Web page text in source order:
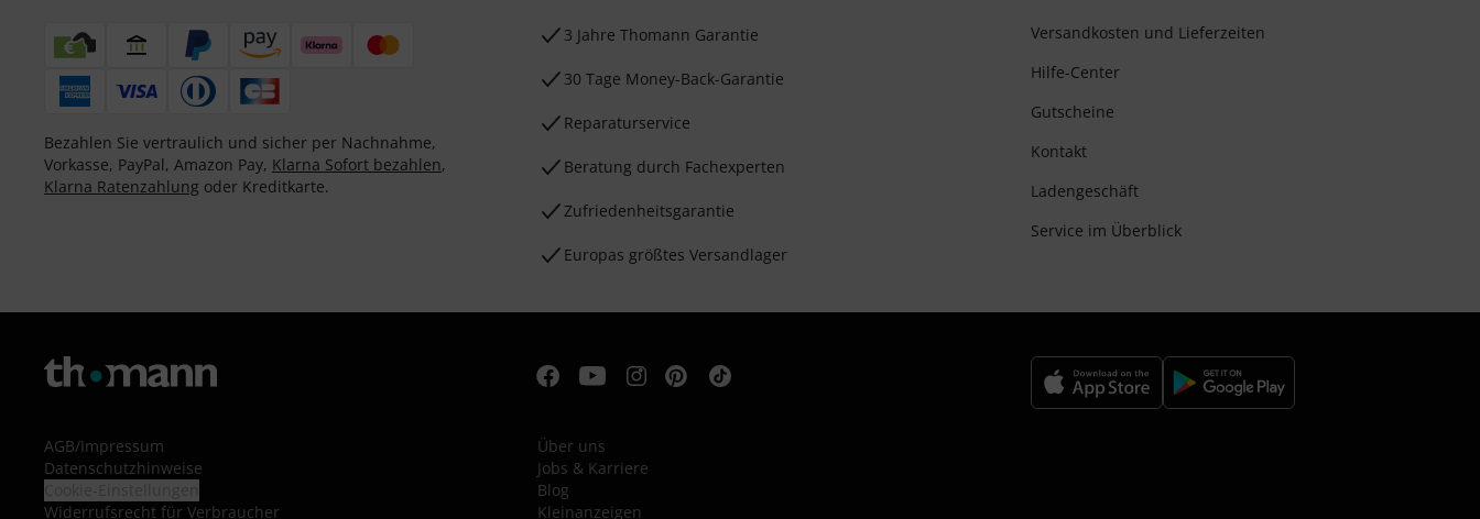
Bezahlen Sie vertraulich und sicher per Nachnahme,
Vorkasse, PayPal, Amazon Pay, Klarna Sofort bezahlen,
Klarna Ratenzahlung oder Kreditkarte.
3 Jahre Thomann Garantie
30 Tage Money-Back-Garantie
Reparaturservice
Beratung durch Fachexperten
Zufriedenheitsgarantie
Europas größtes Versandlager
Versandkosten und Lieferzeiten
Hilfe-Center
Gutscheine
Kontakt
Ladengeschäft
Service im Überblick
AGB/Impressum
Datenschutzhinweise
Widerrufsrecht für Verbraucher
Über uns
Jobs & Karriere
Blog
Kleinanzeigen